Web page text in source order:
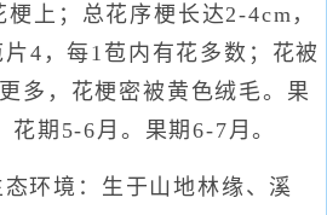
上；总花序梗长达2-4cm，
4，每1苞内有花多数；花被
多，花梗密被黄色绒毛。果
花期5-6月。果期6-7月。
态环境：生于山地林缘、溪